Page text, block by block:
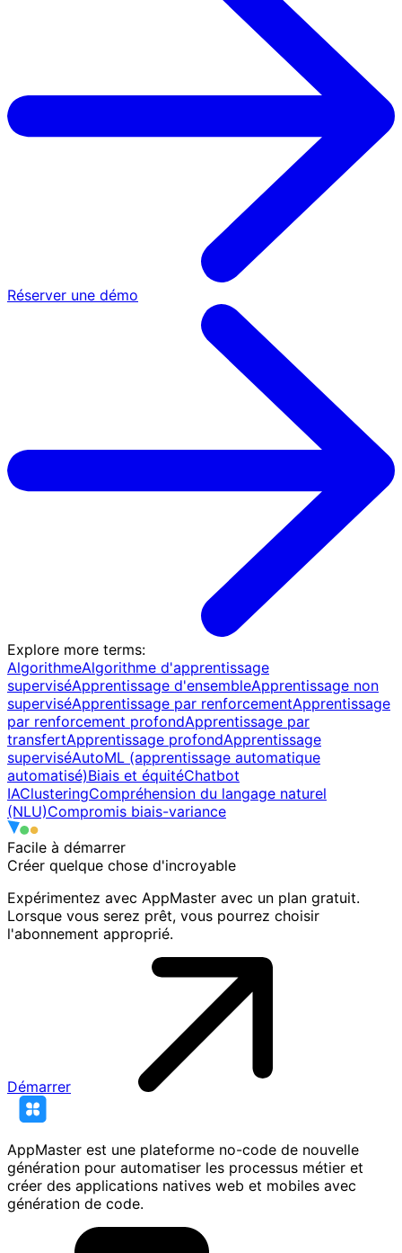
Réserver une démo
Explore more terms:
AlgorithmeAlgorithme d'apprentissage
superviséApprentissage d'ensembleApprentissage non
superviséApprentissage par renforcementApprentissage
par renforcement profondApprentissage par
transfertApprentissage profondApprentissage
superviséAutoML (apprentissage automatique
automatisé)Biais et équitéChatbot
IAClusteringCompréhension du langage naturel
(NLU)Compromis biais-variance
Facile à démarrer
Créer quelque chose d'incroyable
Expérimentez avec AppMaster avec un plan gratuit.
Lorsque vous serez prêt, vous pourrez choisir
l'abonnement approprié.
Démarrer
AppMaster est une plateforme no-code de nouvelle
génération pour automatiser les processus métier et
créer des applications natives web et mobiles avec
génération de code.